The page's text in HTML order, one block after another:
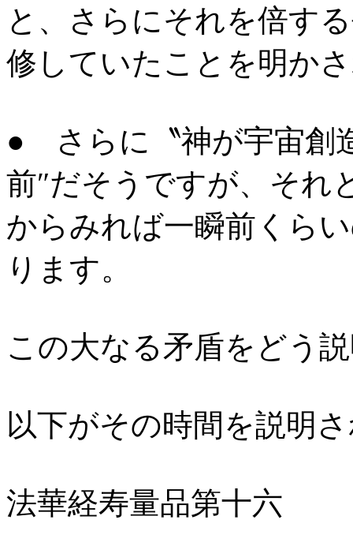
と、さらにそれを倍す
修していたことを明か
● さらに〝神が宇宙創
前″だそうですが、それ
からみれば一瞬前くら
ります。
この大なる矛盾をどう
以下がその時間を説明
法華経寿量品第十六